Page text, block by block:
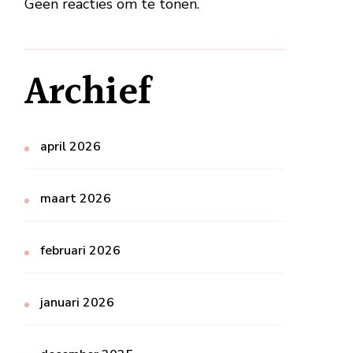
Geen reacties om te tonen.
Archief
april 2026
maart 2026
februari 2026
januari 2026